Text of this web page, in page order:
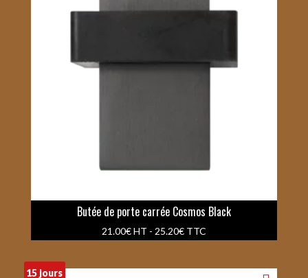
Butée de porte carrée Cosmos Black
21.00€HT - 25.20€TTC
15 jours